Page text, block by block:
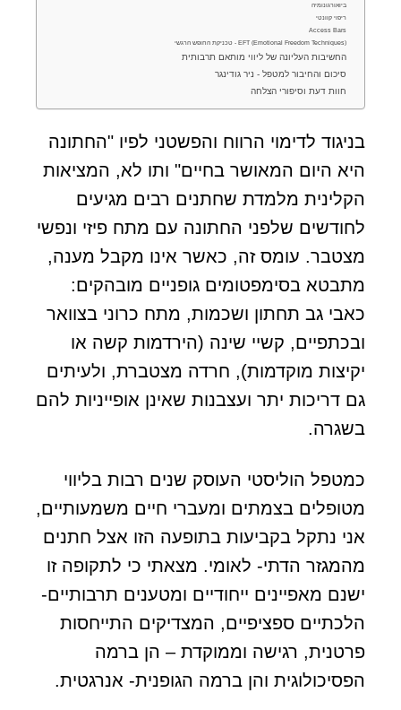
ביואורגונומיה
ריפוי קוונטי
Access Bars
EFT (Emotional Freedom Techniques) - טכניקת החופש הרגשי
החשיבות העליונה של ליווי מותאם תרבותית
סיכום והחיבור למטפל - ניר גודינגר
חוות דעת וסיפורי הצלחה
בניגוד לדימוי הרווח והפשטני לפיו "החתונה
היא היום המאושר בחיים" ותו לא, המציאות
הקלינית מלמדת שחתנים רבים מגיעים
לחודשים שלפני החתונה עם מתח פיזי ונפשי
מצטבר. עומס זה, כאשר אינו מקבל מענה,
מתבטא בסימפטומים גופניים מובהקים:
כאבי גב תחתון ושכמות, מתח כרוני בצוואר
ובכתפיים, קשיי שינה (הירדמות קשה או
יקיצות מוקדמות), חרדה מצטברת, ולעיתים
גם דריכות יתר ועצבנות שאינן אופייניות להם
בשגרה.
כמטפל הוליסטי העוסק שנים רבות בליווי
מטופלים בצמתים ומעברי חיים משמעותיים,
אני נתקל בקביעות בתופעה הזו אצל חתנים
מהמגזר הדתי- לאומי. מצאתי כי לתקופה זו
ישנם מאפיינים ייחודיים ומטענים תרבותיים-
הלכתיים ספציפיים, המצדיקים התייחסות
פרטנית, רגישה וממוקדת – הן ברמה
הפסיכולוגית והן ברמה הגופנית- אנרגטית.